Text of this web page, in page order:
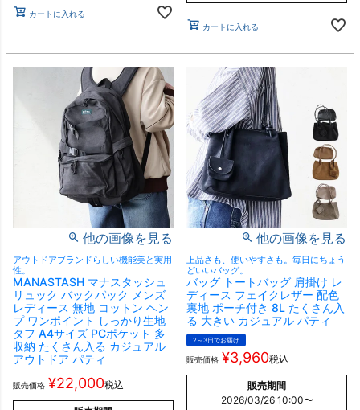
カートに入れる
カートに入れる
他の画像を見る
アウトドアブランドらしい機能美と実用
性。
MANASTASH マナスタッシュ
リュック バックパック メンズ
レディース 無地 コットン ヘン
プ ワンポイント しっかり生地
タフ A4サイズ PCポケット 多
収納 たくさん入る カジュアル
アウトドア パティ
販売価格 ¥22,000税込
他の画像を見る
上品さも、使いやすさも。毎日にちょう
どいいバッグ。
バッグ トートバッグ 肩掛け レ
ディース フェイクレザー 配色
裏地 ポーチ付き 8L たくさん入
る 大きい カジュアル パティ
2～3日でお届け
販売価格 ¥3,960税込
販売期間
2026/03/26 10:00〜